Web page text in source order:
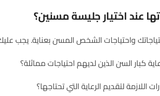
عند اختيار جليسة مسنين؟
واحتياجات الشخص المسن بعناية. يجب عليك
كبار السن الذين لديهم احتياجات مماثلة؟
لتقديم الرعاية التي تحتاجها؟